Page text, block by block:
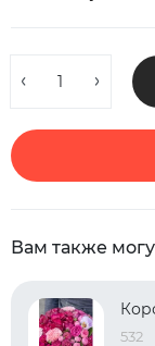
Вам также
532